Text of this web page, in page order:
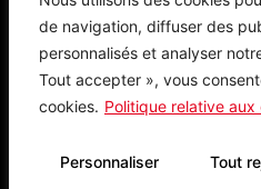
de navigation, diffuser des
personnalisés et analyser
Tout accepter », vous
cookies. Politique relative aux
Personnaliser Tout
Propulsé